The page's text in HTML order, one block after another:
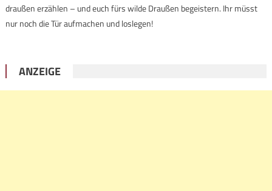
draußen erzählen – und euch fürs wilde Draußen begeistern. Ihr müsst
nur noch die Tür aufmachen und loslegen!
ANZEIGE